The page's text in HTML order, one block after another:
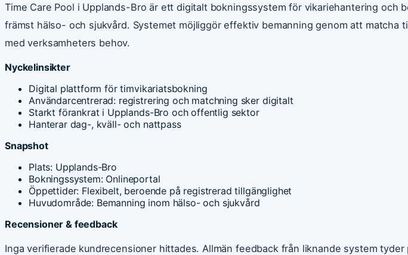
Time Care Pool i Upplands-Bro är ett digitalt bokningssystem för vikariehantering och
främst hälso- och sjukvård. Systemet möjliggör effektiv bemanning genom att matcha
med verksamheters behov.
Nyckelinsikter
Digital plattform för timvikariatsbokning
Användarcentrerad: registrering och matchning sker digitalt
Starkt förankrat i Upplands-Bro och offentlig sektor
Hanterar dag-, kväll- och nattpass
Snapshot
Plats: Upplands-Bro
Bokningssystem: Onlineportal
Öppettider: Flexibelt, beroende på registrerad tillgänglighet
Huvudområde: Bemanning inom hälso- och sjukvård
Recensioner & feedback
Inga verifierade kundrecensioner hittades. Allmän feedback från liknande system tyder